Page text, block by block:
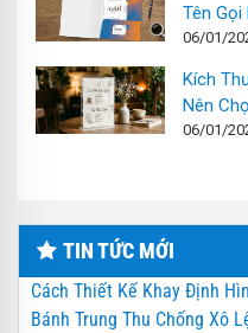
Tên
06/01/
Kích
Nên
06/01/
TIN TỨC MỚI
Cách Thiết Kế Khay Định
Bánh Trung Thu Chống Xô